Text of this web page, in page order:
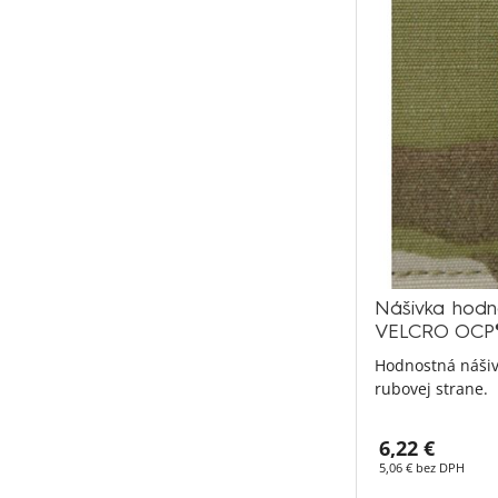
Nášivka
VELCRO
Hodnostná
rubovej strane.
6,22 €
5,06 € bez DPH